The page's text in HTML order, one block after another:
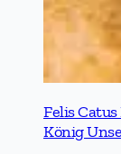
Felis
König